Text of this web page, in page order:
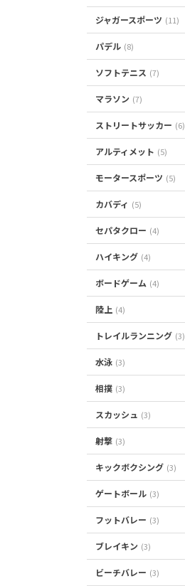
ジャガースポーツ (11)
パデル (8)
ソフトテニス (7)
マラソン (7)
ストリートサッカー (6)
アルティメット (5)
モータースポーツ (5)
カバディ (5)
セパタクロー (4)
ハイキング (4)
ボードゲーム (4)
陸上 (4)
トレイルランニング (3)
水泳 (3)
相撲 (3)
スカッシュ (3)
射撃 (3)
キックボクシング (3)
ゲートボール (3)
フットバレー (3)
ブレイキン (3)
ビーチバレー (3)